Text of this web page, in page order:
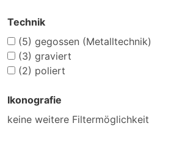
Technik
(5) gegossen (Metalltechnik)
(3) graviert
(2) poliert
Ikonografie
keine weitere Filtermöglichkeit